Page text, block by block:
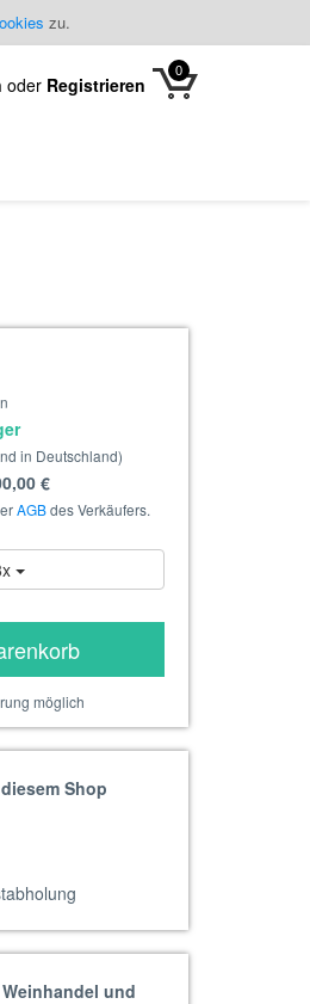
zu.
oder Registrieren
0
in Deutschland)
€
AGBdes Verkäufers.
möglich
Shop
und